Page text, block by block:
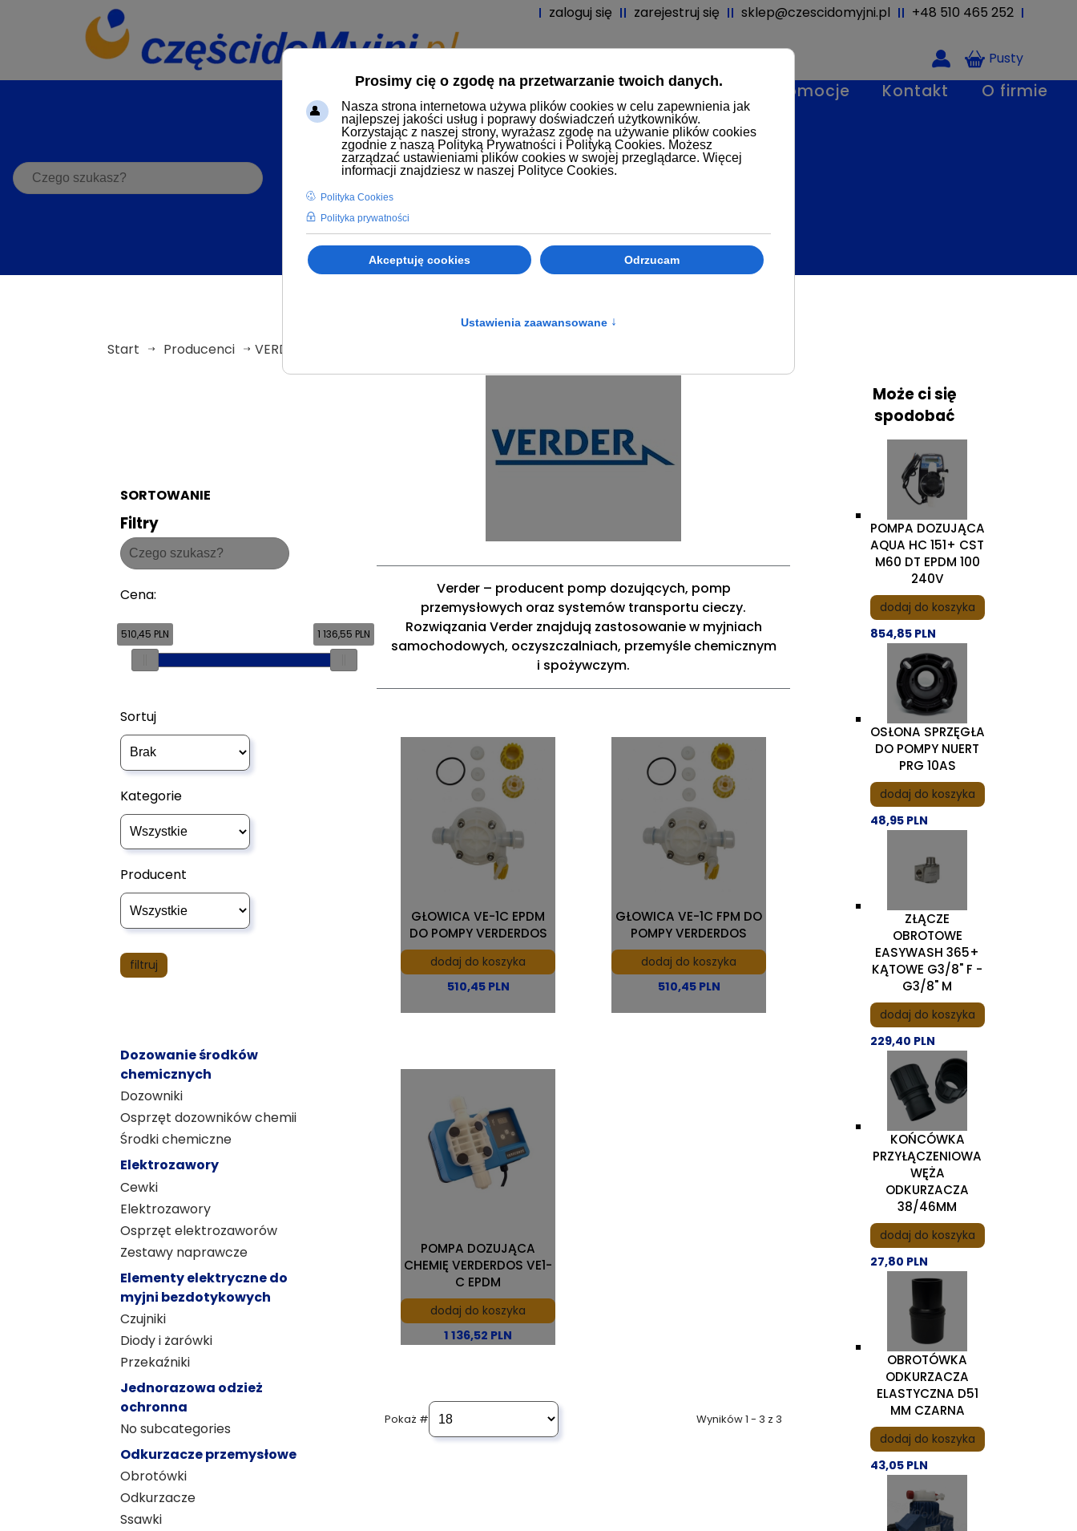
zaloguj się zarejestruj się sklep@czescidomyjni.pl +48 510 465 252
Pusty
Start Produkty Producenci Nowości Promocje Kontakt O firmie
Start Producenci VERDER
SORTOWANIE
Filtry
Cena:
510,45 PLN 1 136,55 PLN
Sortuj
Kategorie
Producent
Dozowanie środków
chemicznych
Dozowniki
Osprzęt dozowników chemii
Środki chemiczne
Elektrozawory
Cewki
Elektrozawory
Osprzęt elektrozaworów
Zestawy naprawcze
Elementy elektryczne do
myjni bezdotykowych
Czujniki
Diody i żarówki
Przekaźniki
Jednorazowa odzież
ochronna
No subcategories
Odkurzacze przemysłowe
Obrotówki
Odkurzacze
Ssawki
Verder – producent pomp dozujących, pomp
przemysłowych oraz systemów transportu cieczy.
Rozwiązania Verder znajdują zastosowanie w myjniach
samochodowych, oczyszczalniach, przemyśle chemicznym
i spożywczym.
510,45 PLN
GŁOWICA VE-1C EPDM
DO POMPY VERDERDOS
dodaj do koszyka
510,45 PLN
GŁOWICA VE-1C FPM DO
POMPY VERDERDOS
dodaj do koszyka
1 136,52 PLN
POMPA DOZUJĄCA
CHEMIĘ VERDERDOS VE1-
C EPDM
dodaj do koszyka
Pokaż # Wyników 1 - 3 z 3
Może ci się
spodobać
POMPA DOZUJĄCA
AQUA HC 151+ CST
M60 DT EPDM 100
240V
dodaj do koszyka
854,85 PLN
OSŁONA SPRZĘGŁA
DO POMPY NUERT
PRG 10AS
dodaj do koszyka
48,95 PLN
ZŁĄCZE
OBROTOWE
EASYWASH 365+
KĄTOWE G3/8" F -
G3/8" M
dodaj do koszyka
229,40 PLN
KOŃCÓWKA
PRZYŁĄCZENIOWA
WĘŻA
ODKURZACZA
38/46MM
dodaj do koszyka
27,80 PLN
OBROTÓWKA
ODKURZACZA
ELASTYCZNA D51
MM CZARNA
dodaj do koszyka
43,05 PLN